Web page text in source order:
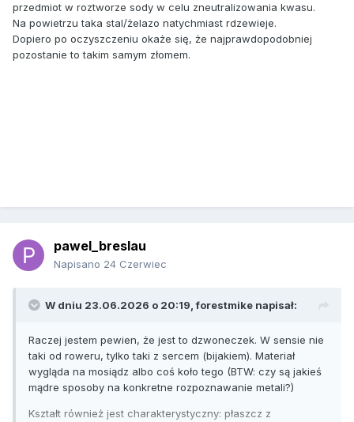
przedmiot w roztworze sody w celu zneutralizowania kwasu.
Na powietrzu taka stal/żelazo natychmiast rdzewieje.
Dopiero po oczyszczeniu okaże się, że najprawdopodobniej
pozostanie to takim samym złomem.
pawel_breslau
Napisano 24 Czerwiec
W dniu 23.06.2026 o 20:19,forestmike napisał:
Raczej jestem pewien, że jest to dzwoneczek. W sensie nie
taki od roweru, tylko taki z sercem (bijakiem). Materiał
wygląda na mosiądz albo coś koło tego (BTW: czy są jakieś
mądre sposoby na konkretne rozpoznawanie metali?)
Kształt również jest charakterystyczny: płaszcz z